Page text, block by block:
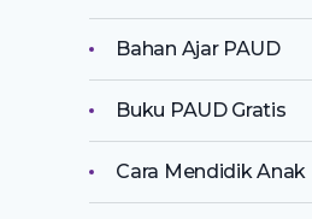
Bahan Ajar PAUD
Buku PAUD Gratis
Cara Mendidik Anak